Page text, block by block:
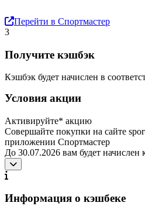
Перейти в Спортмастер
3
Получите кэшбэк
Кэшбэк будет начислен в
Условия акции
Активируйте* акцию
Совершайте покупки на сайте
приложении Спортмастер
До 30.07.2026 вам будет начислен
Информация о кэшбеке